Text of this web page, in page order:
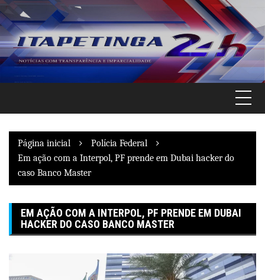
Pular
para
o
conteúdo
Página inicial
Polícia Federal
Em ação com a Interpol, PF prende em Dubai hacker do
caso Banco Master
EM AÇÃO COM A INTERPOL, PF PRENDE EM DUBAI
HACKER DO CASO BANCO MASTER